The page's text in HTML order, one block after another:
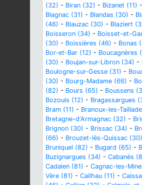
(32) - Biran (32) - Bizanet (11) -
Blagnac (31) - Blandas (30) -
(46) - Blauzac (30) - Blaziert
Boisseron (34) - Boisset-et-
(30) - Boissières (46) - Bonas
Bor-et-Bar (12) - Boucagnères
(30) - Boujan-sur-Libron (34) -
Boulogne-sur-Gesse (31) -
(30) - Bourg-Madame (66) -
(82) - Bours (65) - Boussens
Bozouls (12) - Bragassargues
Bram (11) - Branoux-les-
Bretagne-d'Armagnac (32) -
Brignon (30) - Brissac (34) -
(66) - Brouzet-lès-Quissac (30)
Bruniquel (82) - Bugard (65) -
Buzignargues (34) - Cabanès
Cadalen (81) - Cagnac-les-
Vère (81) - Cailhau (11) -